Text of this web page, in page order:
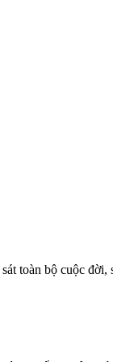
toàn bộ cuộc